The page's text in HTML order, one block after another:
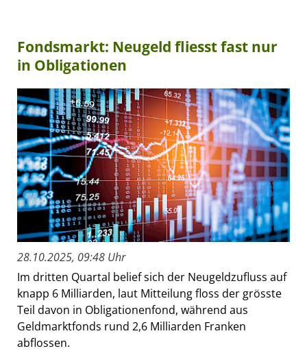
Fondsmarkt: Neugeld fliesst fast nur
in Obligationen
28.10.2025, 09:48 Uhr
Im dritten Quartal belief sich der Neugeldzufluss auf
knapp 6 Milliarden, laut Mitteilung floss der grösste
Teil davon in Obligationenfond, während aus
Geldmarktfonds rund 2,6 Milliarden Franken
abflossen.